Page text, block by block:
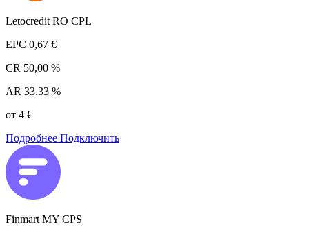
Letocredit RO CPL
EPC 0,67 €
CR 50,00 %
AR 33,33 %
от 4 €
Подробнее Подключить
Finmart MY CPS